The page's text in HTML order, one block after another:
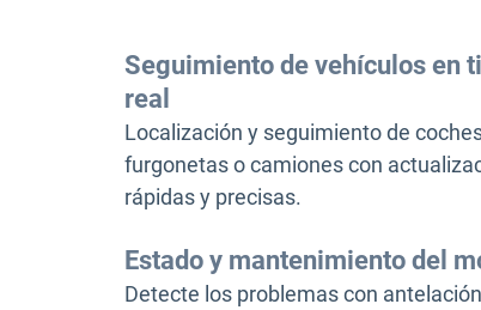
Seguimiento de vehículos en
real
Localización y seguimiento de
furgonetas o camiones con
rápidas y precisas.
Estado y mantenimiento del
Detecte los problemas con